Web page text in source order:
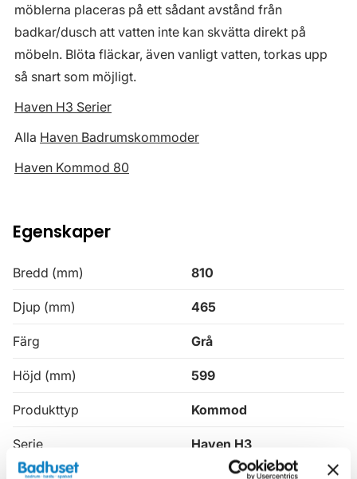
möblerna placeras på ett sådant avstånd från
badkar/dusch att vatten inte kan skvätta direkt på
möbeln. Blöta fläckar, även vanligt vatten, torkas upp
så snart som möjligt.
Haven H3 Serier
Alla Haven Badrumskommoder
Haven Kommod 80
Egenskaper
Bredd (mm) 810
Djup (mm) 465
Färg Grå
Höjd (mm) 599
Produkttyp Kommod
Serie Haven H3